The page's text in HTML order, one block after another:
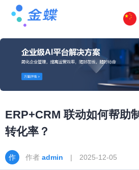
ERP+CRM 联动如何帮助
转化率？
作者 admin | 2025-12-05